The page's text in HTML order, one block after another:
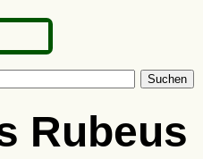
Suchen
Rubeus